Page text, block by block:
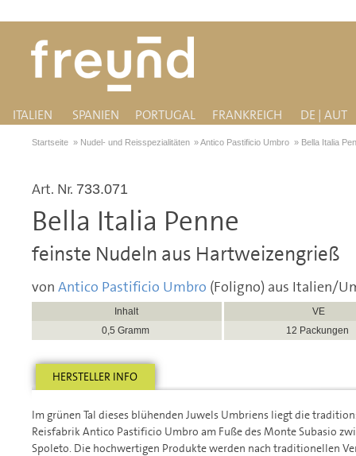
ITALIEN SPANIEN PORTUGAL FRANKREICH DE | AUT
Startseite » Nudel- und Reisspezialitäten »Antico Pastificio Umbro » Bella Italia
Art. Nr. 733.071
Bella Italia Penne
feinste Nudeln aus Hartweizengrieß
von Antico Pastificio Umbro (Foligno) aus Italien/
Inhalt
VE
0,5 Gramm
12 Packungen
HERSTELLER INFO
Im grünen Tal dieses blühenden Juwels Umbriens liegt die
Reisfabrik Antico Pastificio Umbro am Fuße des Monte Subasio
Spoleto. Die hochwertigen Produkte werden nach traditionellen